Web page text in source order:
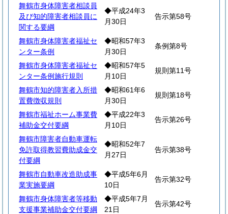
舞鶴市身体障害者相談員
及び知的障害者相談員に
関する要綱
◆平成24年3
月30日
告示第58号
舞鶴市身体障害者福祉セ
ンター条例
◆昭和57年3
月30日
条例第8号
舞鶴市身体障害者福祉セ
ンター条例施行規則
◆昭和57年5
月10日
規則第11号
舞鶴市知的障害者入所措
置費徴収規則
◆昭和61年6
月30日
規則第18号
舞鶴市福祉ホーム事業費
補助金交付要綱
◆平成22年3
月10日
告示第26号
舞鶴市障害者自動車運転
免許取得教習費助成金交
付要綱
◆昭和52年7
月27日
告示第38号
舞鶴市自動車改造助成事
業実施要綱
◆平成5年6月
10日
告示第32号
舞鶴市身体障害者等移動
支援事業補助金交付要綱
◆平成5年7月
21日
告示第42号